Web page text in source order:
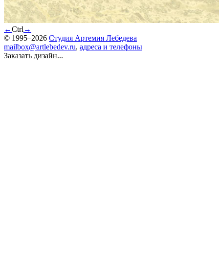
←Ctrl →
© 1995–2026 Студия Артемия Лебедева
mailbox@artlebedev.ru, адреса и телефоны
Заказать дизайн...